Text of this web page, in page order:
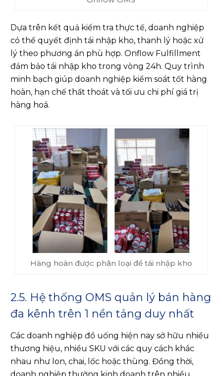
hoàn, hạn chế thất thoát và tối ưu chi phí giá trị
hàng hoá.
Hàng hoàn được phân loại để tái nhập kho
2.5. Hệ thống OMS quản lý bán hàng
đa kênh trên 1 nền tảng duy nhất
nhau như lon, chai, lốc hoặc thùng. Đồng thời,
doanh nghiệp thường kinh doanh trên nhiều
kênh bán hàng riêng.